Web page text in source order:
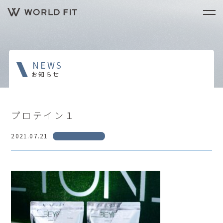
NEWS
お知らせ
プロテイン１
2021.07.21